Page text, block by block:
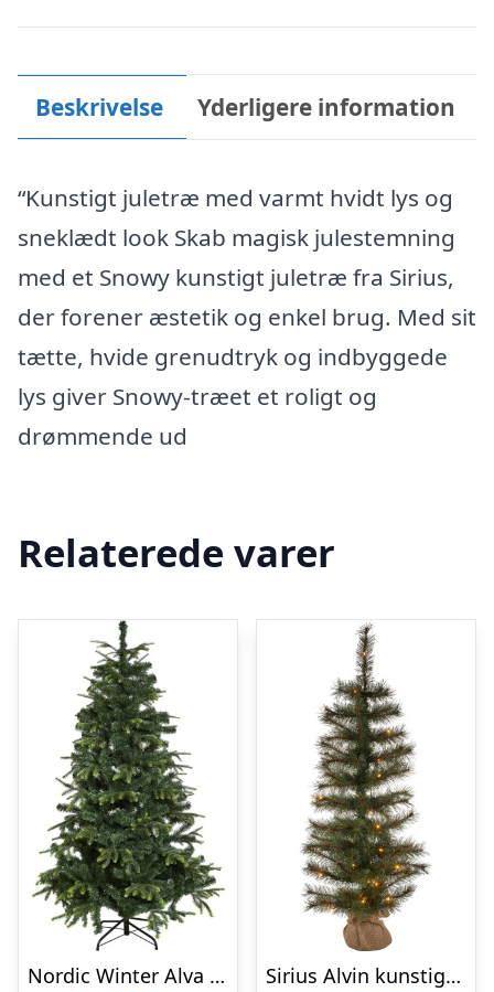
Beskrivelse Yderligere information
“Kunstigt juletræ med varmt hvidt lys og
sneklædt look Skab magisk julestemning
med et Snowy kunstigt juletræ fra Sirius,
der forener æstetik og enkel brug. Med sit
tætte, hvide grenudtryk og indbyggede
lys giver Snowy-træet et roligt og
drømmende ud
Relaterede varer
Nordic Winter Alva kunstigt juletræ, 170 x 116 cm
Sirius Alvin kunstigt juletræ med lys, 90 cm